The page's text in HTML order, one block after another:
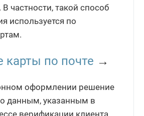
частности, такой способ
используется по
карты по почте →
оформлении решение
данным, указанным в